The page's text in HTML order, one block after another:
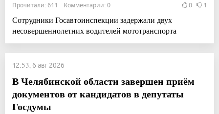
Прочитали: 611 Комментарии: 0 0 1
Сотрудники Госавтоинспекции задержали двух
несовершеннолетних водителей мототранспорта
12:53, 6 авг 2026
В Челябинской области завершен приём
документов от кандидатов в депутаты
Госдумы